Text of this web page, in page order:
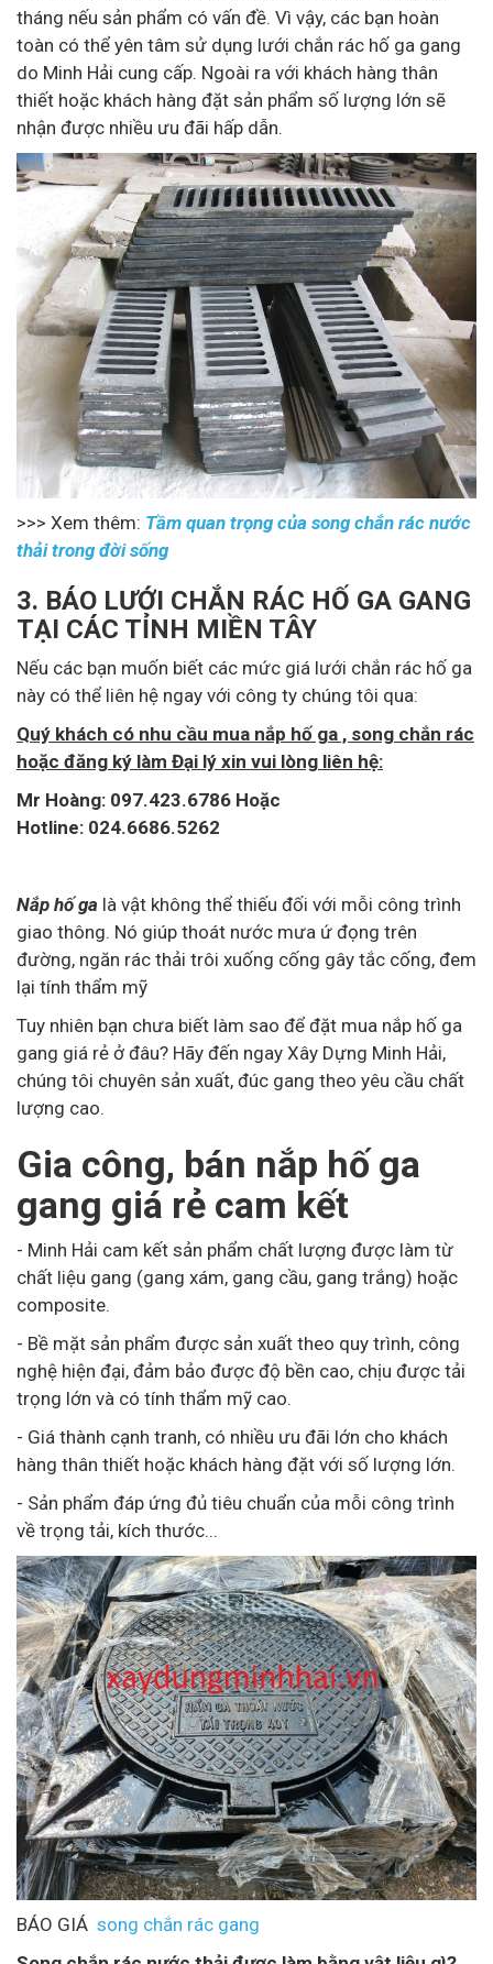
tháng nếu sản phẩm có vấn đề. Vì vậy, các bạn hoàn
toàn có thể yên tâm sử dụng lưới chắn rác hố ga gang
do Minh Hải cung cấp. Ngoài ra với khách hàng thân
thiết hoặc khách hàng đặt sản phẩm số lượng lớn sẽ
nhận được nhiều ưu đãi hấp dẫn.
>>> Xem thêm: Tầm quan trọng của song chắn rác nước
thải trong đời sống
3. BÁO LƯỚI CHẮN RÁC HỐ GA GANG
TẠI CÁC TỈNH MIỀN TÂY
Nếu các bạn muốn biết các mức giá lưới chắn rác hố ga
này có thể liên hệ ngay với công ty chúng tôi qua:
Quý khách có nhu cầu mua nắp hố ga , song chắn rác
hoặc đăng ký làm Đại lý xin vui lòng liên hệ:
Mr Hoàng: 097.423.6786 Hoặc
Hotline: 024.6686.5262
Nắp hố ga là vật không thể thiếu đối với mỗi công trình
giao thông. Nó giúp thoát nước mưa ứ đọng trên
đường, ngăn rác thải trôi xuống cống gây tắc cống, đem
lại tính thẩm mỹ
Tuy nhiên bạn chưa biết làm sao để đặt mua nắp hố ga
gang giá rẻ ở đâu? Hãy đến ngay Xây Dựng Minh Hải,
chúng tôi chuyên sản xuất, đúc gang theo yêu cầu chất
lượng cao.
Gia công, bán nắp hố ga
gang giá rẻ cam kết
- Minh Hải cam kết sản phẩm chất lượng được làm từ
chất liệu gang (gang xám, gang cầu, gang trắng) hoặc
composite.
- Bề mặt sản phẩm được sản xuất theo quy trình, công
nghệ hiện đại, đảm bảo được độ bền cao, chịu được tải
trọng lớn và có tính thẩm mỹ cao.
- Giá thành cạnh tranh, có nhiều ưu đãi lớn cho khách
hàng thân thiết hoặc khách hàng đặt với số lượng lớn.
- Sản phẩm đáp ứng đủ tiêu chuẩn của mỗi công trình
về trọng tải, kích thước...
BÁO GIÁ song chắn rác gang